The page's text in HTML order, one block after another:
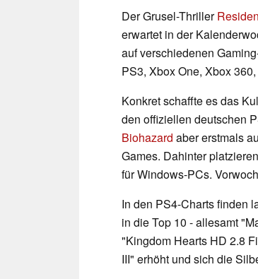
Der Grusel-Thriller
erwartet in der
auf verschiedenen
PS3, Xbox One, Xbox
Konkret schaffte es das
den offiziellen deutschen
Biohazard aber erstmals
Games. Dahinter
für Windows-PCs.
In den PS4-Charts finden
in die Top 10 - allesamt
"Kingdom Hearts HD 2.8
III" erhöht und sich die